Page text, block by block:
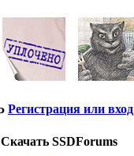
Регистрация или вход
Скачать SSDForums